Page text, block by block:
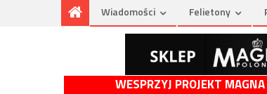
Wiadomości Felietony
WESPRZYJ PROJEKT